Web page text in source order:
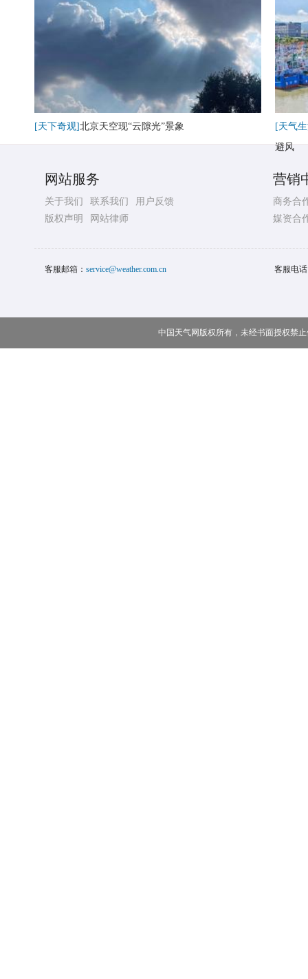
[天下奇观]北京天空现“云隙光”景象
[天气
避风
网站服务
关于我们 联系我们
用户反馈
版权声明
网站律师
营销
商务合
媒资合
客服邮箱： service@weather.com.cn 客服电
中国天气网版权所有，未经书面授权